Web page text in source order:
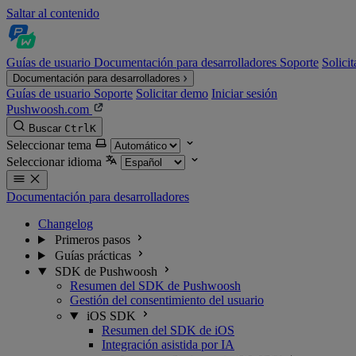
Saltar al contenido
Guías de usuario Documentación para desarrolladores Soporte
Documentación para desarrolladores
Guías de usuario Soporte Solicitar demo Iniciar sesión
Pushwoosh.com
Buscar CtrlK
Seleccionar tema
Seleccionar idioma
Documentación para desarrolladores
Changelog
Primeros pasos
Guías prácticas
SDK de Pushwoosh
Resumen del SDK de Pushwoosh
Gestión del consentimiento del usuario
iOS SDK
Resumen del SDK de iOS
Integración asistida por IA